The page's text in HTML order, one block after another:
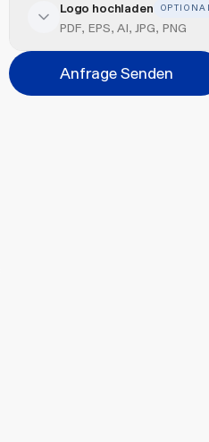
Veredelung hinzufügen
Position
Bitte wählen...
Logo hochladen OPTIONAL
PDF, EPS, AI, JPG, PNG
Anfrage Senden